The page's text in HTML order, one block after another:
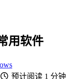
用软件
预计阅读 1 分钟